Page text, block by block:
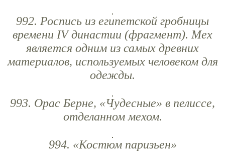
992. Роспись из египетской гробницы
времени IV династии (фрагмент). Мех
является одним из самых древних
материалов, используемых человеком для
одежды.
993. Орас Берне, «Чудесные» в пелиссе,
отделанном мехом.
994. «Костюм паризьен»